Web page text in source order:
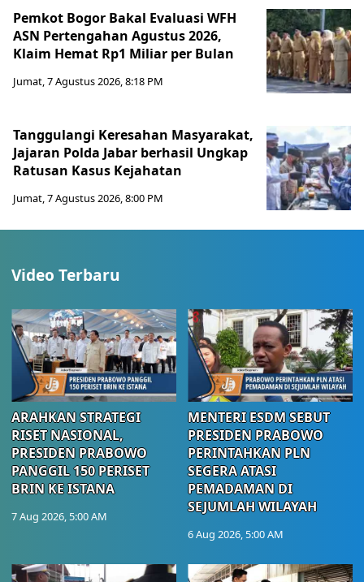
Pemkot Bogor Bakal Evaluasi WFH
ASN Pertengahan Agustus 2026,
Klaim Hemat Rp1 Miliar per Bulan
Jumat, 7 Agustus 2026, 8:18 PM
Tanggulangi Keresahan Masyarakat,
Jajaran Polda Jabar berhasil Ungkap
Ratusan Kasus Kejahatan
Jumat, 7 Agustus 2026, 8:00 PM
Video Terbaru
ARAHKAN STRATEGI
RISET NASIONAL,
PRESIDEN PRABOWO
PANGGIL 150 PERISET
BRIN KE ISTANA
7 Aug 2026, 5:00 AM
MENTERI ESDM SEBUT
PRESIDEN PRABOWO
PERINTAHKAN PLN
SEGERA ATASI
PEMADAMAN DI
SEJUMLAH WILAYAH
6 Aug 2026, 5:00 AM